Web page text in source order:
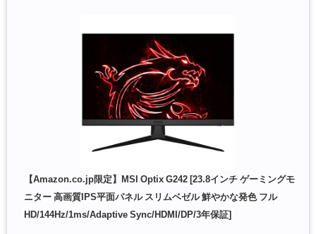
【Amazon.co.jp限定】MSI Optix G242 [23.8インチ ゲーミングモ
ニター 高画質IPS平面パネル スリムベゼル 鮮やかな発色 フル
HD/144Hz/1ms/Adaptive Sync/HDMI/DP/3年保証]